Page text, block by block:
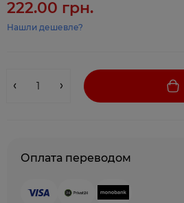
222.00 грн.
Нашли дешевле?
Оплата переводом